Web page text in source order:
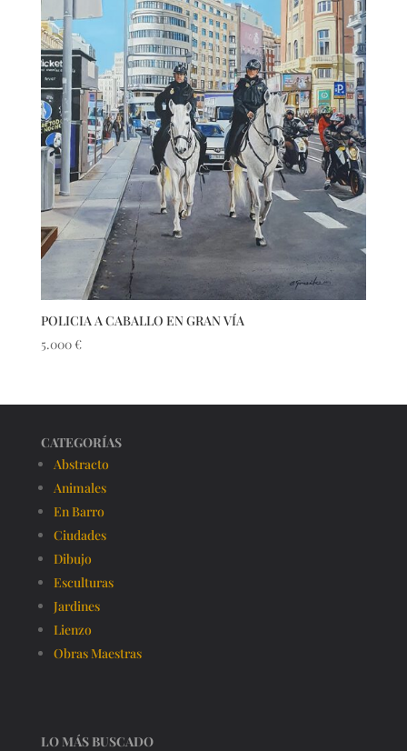
POLICIA A CABALLO EN GRAN VÍA
5.000 €
CATEGORÍAS
Abstracto
Animales
En Barro
Ciudades
Dibujo
Esculturas
Jardines
Lienzo
Obras Maestras
LO MÁS BUSCADO